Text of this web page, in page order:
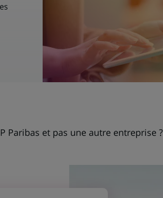
Paribas et pas une autre entreprise ?